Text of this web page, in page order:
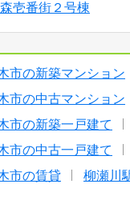
壱番街２号棟
市の新築マンション
市の中古マンション
市の新築一戸建て
市の中古一戸建て
市の賃貸 柳瀬川